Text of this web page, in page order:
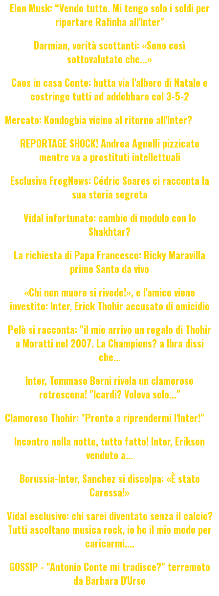
Elon Musk: “Vendo tutto. Mi tengo solo i soldi per
riportare Rafinha all'Inter"
Darmian, verità scottanti: «Sono così
sottovalutato che...»
Caos in casa Conte: butta via l'albero di Natale e
costringe tutti ad addobbare col 3-5-2
Mercato: Kondogbia vicino al ritorno all'Inter?
REPORTAGE SHOCK! Andrea Agnelli pizzicato
mentre va a prostituti intellettuali
Esclusiva FrogNews: Cédric Soares ci racconta la
sua storia segreta
Vidal infortunato: cambio di modulo con lo
Shakhtar?
La richiesta di Papa Francesco: Ricky Maravilla
primo Santo da vivo
«Chi non muore si rivede!», e l'amico viene
investito: Inter, Erick Thohir accusato di omicidio
Pelè si racconta: "il mio arrivo un regalo di Thohir
a Moratti nel 2007. La Champions? a Ibra dissi
che...
Inter, Tommaso Berni rivela un clamoroso
retroscena! "Icardi? Voleva solo..."
Clamoroso Thohir: "Pronto a riprendermi l'Inter!"
Incontro nella notte, tutto fatto! Inter, Eriksen
venduto a...
Borussia-Inter, Sanchez si discolpa: «È stato
Caressa!»
Vidal esclusivo: chi sarei diventato senza il calcio?
Tutti ascoltano musica rock, io ho il mio modo per
caricarmi....
GOSSIP - "Antonio Conte mi tradisce?" terremoto
da Barbara D'Urso